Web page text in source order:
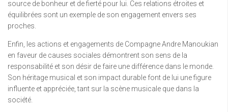
source de bonheur et de fierté pour lui. Ces relations étroites et
équilibrées sont un exemple de son engagement envers ses
proches.
Enfin, les actions et engagements de Compagne Andre Manoukian
en faveur de causes sociales démontrent son sens de la
responsabilité et son désir de faire une différence dans le monde.
Son héritage musical et son impact durable font de lui une figure
influente et appréciée, tant sur la scène musicale que dans la
société.